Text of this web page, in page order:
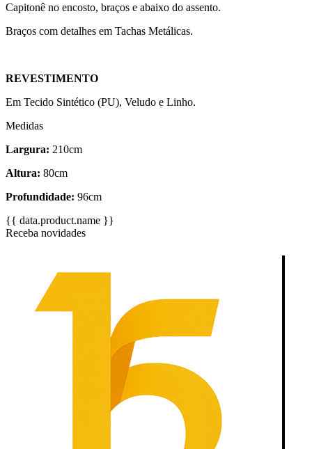
Capitonê no encosto, braços e abaixo do assento.
Braços com detalhes em Tachas Metálicas.
REVESTIMENTO
Em Tecido Sintético (PU), Veludo e Linho.
Medidas
Largura: 210cm
Altura: 80cm
Profundidade: 96cm
{{ data.product.name }}
Receba novidades